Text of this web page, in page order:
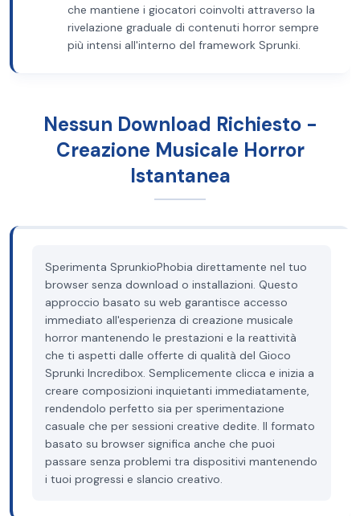
che mantiene i giocatori coinvolti attraverso la
rivelazione graduale di contenuti horror sempre
più intensi all'interno del framework Sprunki.
Nessun Download Richiesto -
Creazione Musicale Horror
Istantanea
Sperimenta SprunkioPhobia direttamente nel tuo
browser senza download o installazioni. Questo
approccio basato su web garantisce accesso
immediato all'esperienza di creazione musicale
horror mantenendo le prestazioni e la reattività
che ti aspetti dalle offerte di qualità del Gioco
Sprunki Incredibox. Semplicemente clicca e inizia a
creare composizioni inquietanti immediatamente,
rendendolo perfetto sia per sperimentazione
casuale che per sessioni creative dedite. Il formato
basato su browser significa anche che puoi
passare senza problemi tra dispositivi mantenendo
i tuoi progressi e slancio creativo.